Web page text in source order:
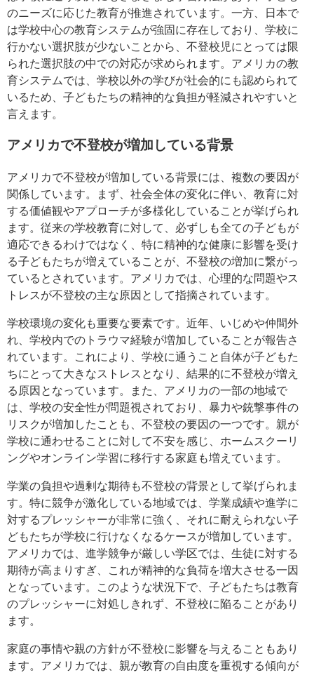
のニーズに応じた教育が推進されています。一方、日本で
は学校中心の教育システムが強固に存在しており、学校に
行かない選択肢が少ないことから、不登校児にとっては限
られた選択肢の中での対応が求められます。アメリカの教
育システムでは、学校以外の学びが社会的にも認められて
いるため、子どもたちの精神的な負担が軽減されやすいと
言えます。
アメリカで不登校が増加している背景
アメリカで不登校が増加している背景には、複数の要因が
関係しています。まず、社会全体の変化に伴い、教育に対
する価値観やアプローチが多様化していることが挙げられ
ます。従来の学校教育に対して、必ずしも全ての子どもが
適応できるわけではなく、特に精神的な健康に影響を受け
る子どもたちが増えていることが、不登校の増加に繋がっ
ているとされています。アメリカでは、心理的な問題やス
トレスが不登校の主な原因として指摘されています。
学校環境の変化も重要な要素です。近年、いじめや仲間外
れ、学校内でのトラウマ経験が増加していることが報告さ
れています。これにより、学校に通うこと自体が子どもた
ちにとって大きなストレスとなり、結果的に不登校が増え
る原因となっています。また、アメリカの一部の地域で
は、学校の安全性が問題視されており、暴力や銃撃事件の
リスクが増加したことも、不登校の要因の一つです。親が
学校に通わせることに対して不安を感じ、ホームスクーリ
ングやオンライン学習に移行する家庭も増えています。
学業の負担や過剰な期待も不登校の背景として挙げられま
す。特に競争が激化している地域では、学業成績や進学に
対するプレッシャーが非常に強く、それに耐えられない子
どもたちが学校に行けなくなるケースが増加しています。
アメリカでは、進学競争が厳しい学区では、生徒に対する
期待が高まりすぎ、これが精神的な負荷を増大させる一因
となっています。このような状況下で、子どもたちは教育
のプレッシャーに対処しきれず、不登校に陥ることがあり
ます。
家庭の事情や親の方針が不登校に影響を与えることもあり
ます。アメリカでは、親が教育の自由度を重視する傾向が